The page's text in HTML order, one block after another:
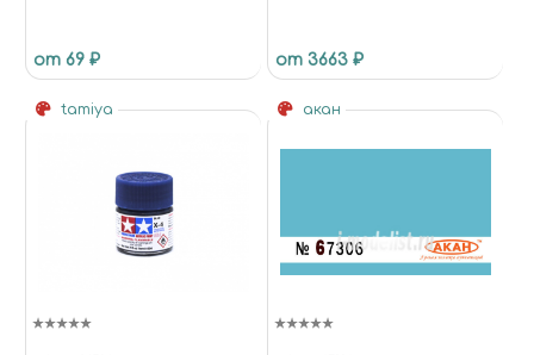
от 69 ₽ от 3663 ₽
tamiya акан